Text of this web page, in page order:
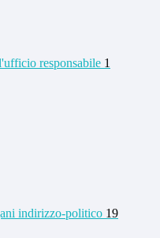
responsabile 1
indirizzo-politico 19